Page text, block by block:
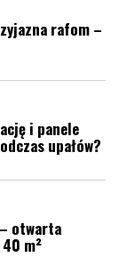
rafom –
i panele
upałów?
otwarta
m²